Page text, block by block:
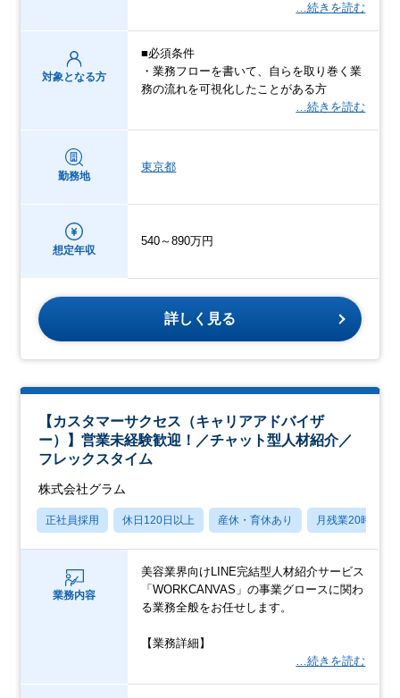
…続きを読む
対象となる方
■必須条件
・業務フローを書いて、自らを取り巻く業
務の流れを可視化したことがある方
…続きを読む
勤務地
東京都
想定年収
540～890万円
詳しく見る
【カスタマーサクセス（キャリアアドバイザ
ー）】営業未経験歓迎！／チャット型人材紹介／
フレックスタイム
株式会社グラム
正社員採用 休日120日以上 産休・育休あり 月残業20時間以
業務内容
美容業界向けLINE完結型人材紹介サービス
「WORKCANVAS」の事業グロースに関わ
る業務全般をお任せします。
【業務詳細】
…続きを読む